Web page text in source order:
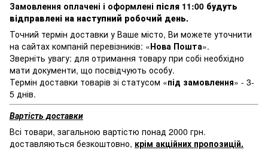
Замовлення оплачені і оформлені після 11:00 будуть
відправлені на наступний робочий день.
Точний термін доставки у Ваше місто, Ви можете уточнити
на сайтах компаній перевізників: «Нова Пошта».
Зверніть увагу: для отримання товару при собі необхідно
мати документи, що посвідчують особу.
Термін доставки товарів зі статусом «під замовлення» - 3-
5 днів.
Вартість доставки
Всі товари, загальною вартістю понад 2000 грн.
доставляються безкоштовно, крім акційних пропозицій.